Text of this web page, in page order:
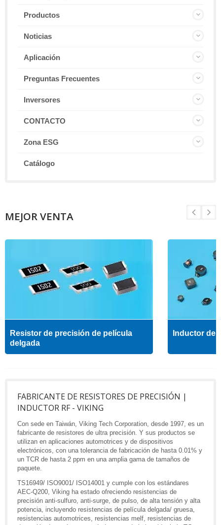
Productos
Noticias
Aplicación
Preguntas Frecuentes
Inversores
CONTACTO
Zona ESG
Catálogo
MEJOR VENTA
Resistor de precisión de película
delgada
Inductor de
FABRICANTE DE RESISTORES DE PRECISIÓN |
INDUCTOR RF - VIKING
Con sede en Taiwán, Viking Tech Corporation, desde 1997, es un
fabricante de resistores de ultra precisión. Y sus productos se
utilizan en aplicaciones automotrices y de dispositivos
electrónicos, con una tolerancia de fabricación de hasta 0.01% y
un TCR de hasta 2 ppm en una amplia gama de tamaños de
paquete.
TS16949/ ISO9001/ ISO14001 y cumple con los estándares
AEC-Q200, Viking ha estado ofreciendo resistencias de
precisión anti-sulfuro, anti-surge, de pulso, de alta tensión y alta
potencia, incluyendo resistencias de película delgada/ gruesa,
resistencias automotrices, resistencias melf, resistencias de